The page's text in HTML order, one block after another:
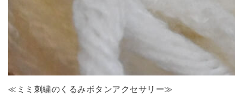
≪ミミ刺繍のくるみボタンアクセサリー≫